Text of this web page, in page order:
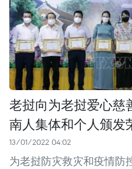
老挝向为老挝爱心慈
南人集体和个人颁发
13/01/2022 04:02
为老挝防灾救灾和疫情防